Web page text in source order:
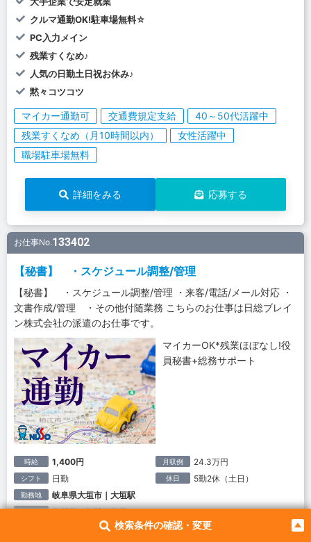
検索条件の確認・変更
クルマ通勤OK!駐車場無料☆
PC入力メイン
残業すくなめ♪
人気の日勤土日祝お休み♪
黙々コツコツ
マイカー通勤可 交通費規定支給
40～50代活躍中
残業すくなめ（月10時間以内）
女性活躍中
職場駐車場無料
詳細をみる 応募する
お仕事No.133402
【秘書】 ・スケジュール調整/管理
【秘書】 ・スケジュール調整/管理 ・来客/電話/メール対応 ・
文書作成/管理 ・その他付随業務 こちらのお仕事は日総ブレイ
ン株式会社の派遣のお仕事です。
マイカーOK*残業ほぼなし!役
員秘書+総務サポート
時給 1,400円 月収例 24.3万円
シフト 日勤 休日 5勤2休（土日）
勤務地 岐阜県大垣市｜大垣駅
雇用形態 期間工・期間従業員